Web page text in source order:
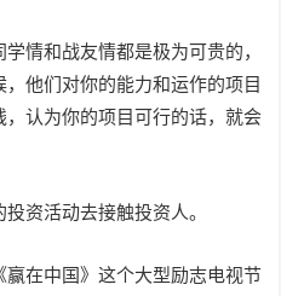
情和战友情都是极为可贵的，
他们对你的能力和运作的项目
认为你的项目可行的话，就会
资活动去接触投资人。
在中国》这个大型励志电视节